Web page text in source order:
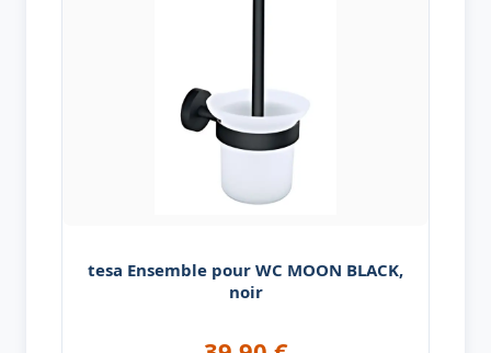
tesa Ensemble pour WC MOON BLACK,
noir